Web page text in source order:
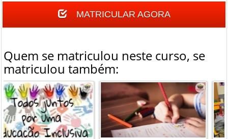
MATRICULAR AGORA
Quem se matriculou neste curso, se
matriculou também: